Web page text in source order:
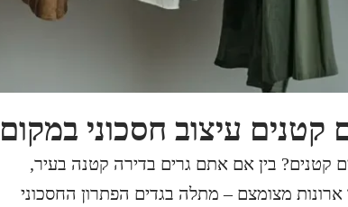
עיצוב חסכוני במקום
בין אם אתם גרים בדירה קטנה בעיר,
מצומצם – מתלה בגדים הפתרון החסכוני